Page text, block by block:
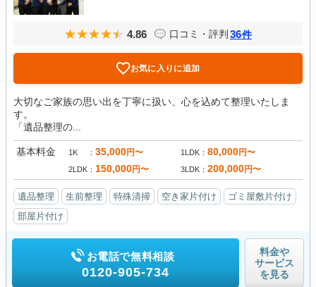
4.86 口コミ・評判 36件
お気に入りに追加
大切なご家族の思い出を丁寧に扱い、心を込めて整理いたしま
す。
「遺品整理の...
基本料金 1K 35,000円〜 1LDK 80,000円〜
2LDK 150,000円〜 3LDK 200,000円〜
遺品整理 生前整理 特殊清掃 空き家片付け
ゴミ屋敷片付け
部屋片付け
お電話で無料相談
0120-905-734
料金や
サービス
を見る